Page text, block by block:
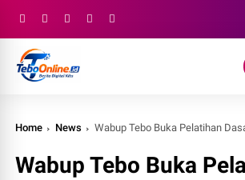
Home News Wabup Tebo Buka Pelatihan Dasar CPNS Golongan
Wabup Tebo Buka